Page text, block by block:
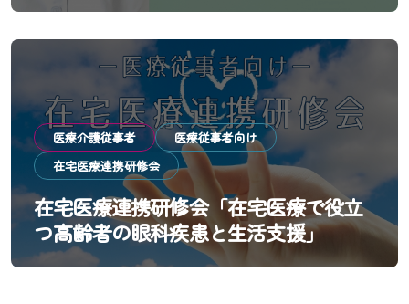
医療介護従事者
医療従事者向け
在宅医療連携研修会
在宅医療連携研修会「在宅医療で役立
つ高齢者の眼科疾患と生活支援」